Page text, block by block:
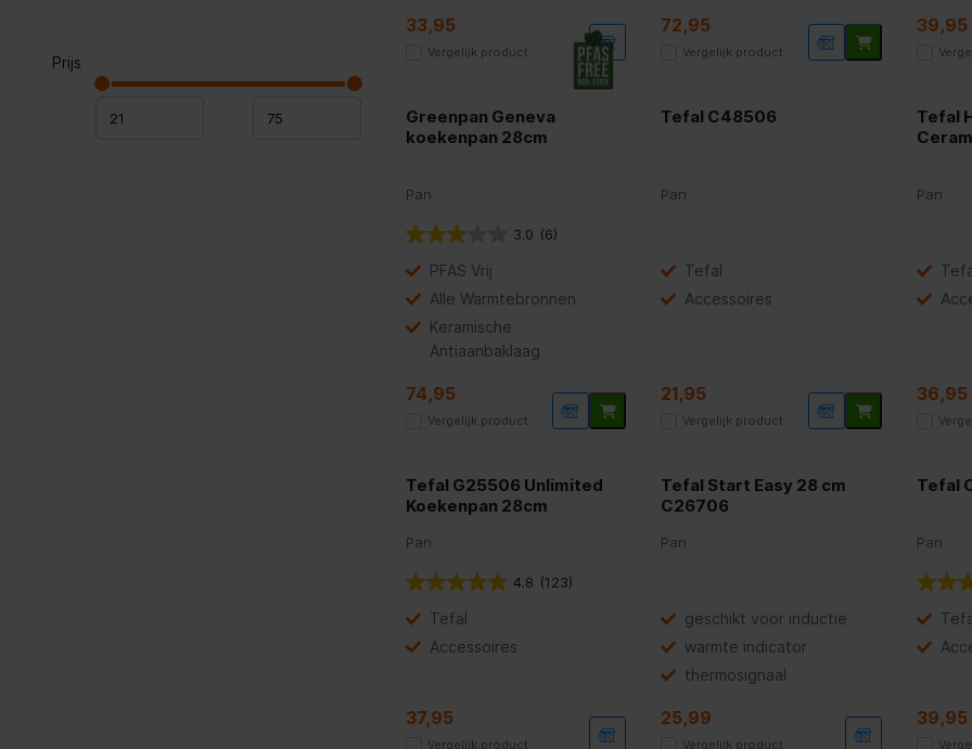
Prijs
33,95
Vergelijk product
72,95
Vergelijk product
39,95
Greenpan Geneva
koekenpan 28cm
Pan
3.0 (6)
PFAS Vrij
Alle Warmtebronnen
Keramische
Antiaanbaklaag
74,95
Vergelijk product
Tefal C48506
Pan
Tefal
Accessoires
21,95
Vergelijk product
Tefal
Pan
36,95
Tefal G25506 Unlimited
Koekenpan 28cm
Pan
4.8 (123)
Tefal
Accessoires
37,95
Vergelijk product
Tefal Start Easy 28 cm
C26706
Pan
geschikt voor inductie
warmte indicator
thermosignaal
25,99
Vergelijk product
Tefal
Pan
39,95